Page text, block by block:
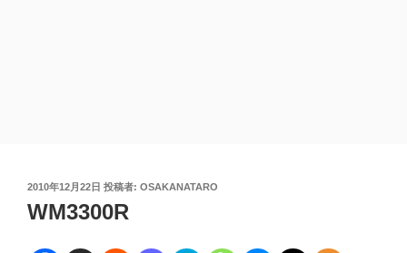
投
稿
日:
2010年12月22日 投稿者: OSAKANATARO
WM3300R